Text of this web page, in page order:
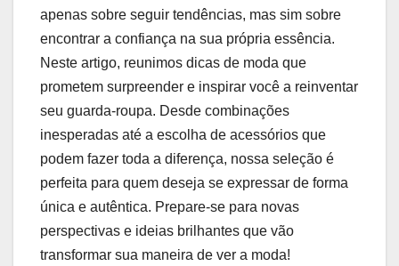
apenas sobre seguir tendências, mas sim sobre
encontrar a confiança⁣ na sua própria essência.
Neste artigo, reunimos dicas de moda que
prometem surpreender e inspirar você a ⁣reinventar
seu guarda-roupa. Desde combinações
inesperadas até a​ escolha de acessórios que
podem fazer toda a⁣ diferença, nossa ⁢seleção é ​
perfeita para quem deseja se expressar de forma
única ⁤e autêntica. Prepare-se‍ para novas
perspectivas e ideias ‌brilhantes que vão
transformar ‌sua maneira de ver a moda!